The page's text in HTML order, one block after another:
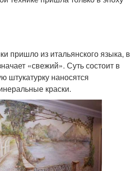
пришло из итальянского языка, в
«свежий». Суть состоит в
штукатурку наносятся
краски.